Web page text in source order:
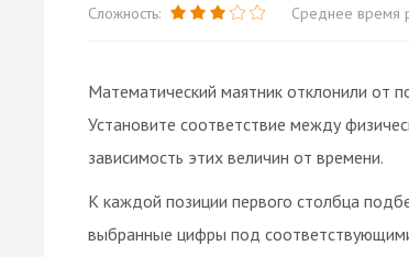
Сложность: Среднее время
Математический маятник отклонили от
Установите соответствие между
зависимость этих величин от времени.
К каждой позиции первого столбца
выбранные цифры под